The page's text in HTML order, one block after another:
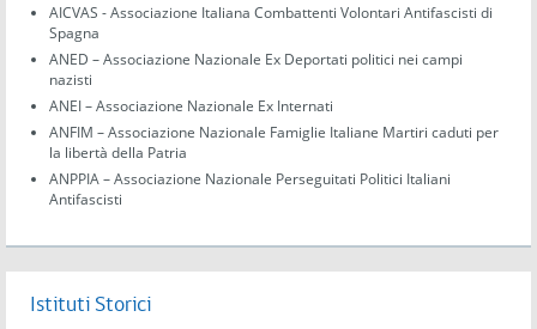
AICVAS - Associazione Italiana Combattenti Volontari Antifascisti di
Spagna
ANED – Associazione Nazionale Ex Deportati politici nei campi
nazisti
ANEI – Associazione Nazionale Ex Internati
ANFIM – Associazione Nazionale Famiglie Italiane Martiri caduti per
la libertà della Patria
ANPPIA – Associazione Nazionale Perseguitati Politici Italiani
Antifascisti
Istituti Storici